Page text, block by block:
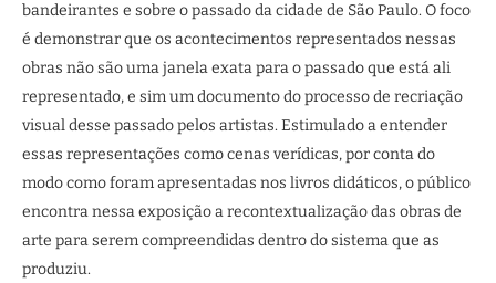
bandeirantes e sobre o passado da cidade de São Paulo. O foco
é demonstrar que os acontecimentos representados nessas
obras não são uma janela exata para o passado que está ali
representado, e sim um documento do processo de recriação
visual desse passado pelos artistas. Estimulado a entender
essas representações como cenas verídicas, por conta do
modo como foram apresentadas nos livros didáticos, o público
encontra nessa exposição a recontextualização das obras de
arte para serem compreendidas dentro do sistema que as
produziu.